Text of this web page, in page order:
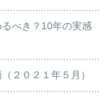
べき？10年の実感
２０２１年５月）